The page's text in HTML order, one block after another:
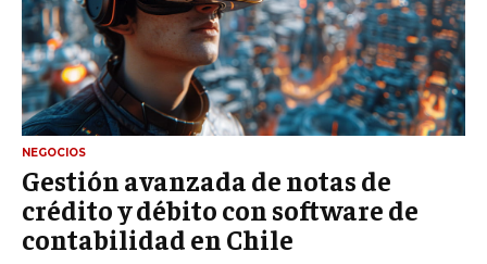
NEGOCIOS
Gestión avanzada de notas de
crédito y débito con software de
contabilidad en Chile